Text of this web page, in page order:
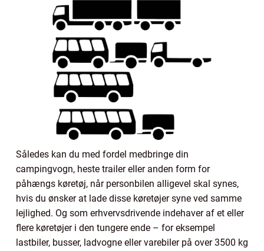
Således kan du med fordel medbringe din
campingvogn, heste trailer eller anden form for
påhængs køretøj, når personbilen alligevel skal synes,
hvis du ønsker at lade disse køretøjer syne ved samme
lejlighed. Og som erhvervsdrivende indehaver af et eller
flere køretøjer i den tungere ende – for eksempel
lastbiler, busser, ladvogne eller varebiler på over 3500 kg